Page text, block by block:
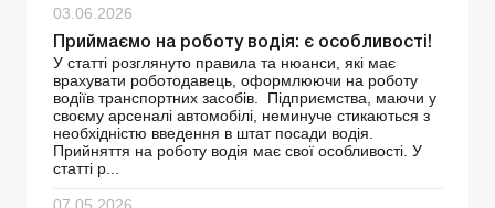
03.06.2026
Приймаємо на роботу водія: є особливості!
У статті розглянуто правила та нюанси, які має
врахувати роботодавець, оформлюючи на роботу
водіїв транспортних засобів. Підприємства, маючи у
своєму арсеналі автомобілі, неминуче стикаються з
необхідністю введення в штат посади водія.
Прийняття на роботу водія має свої особливості. У
статті р...